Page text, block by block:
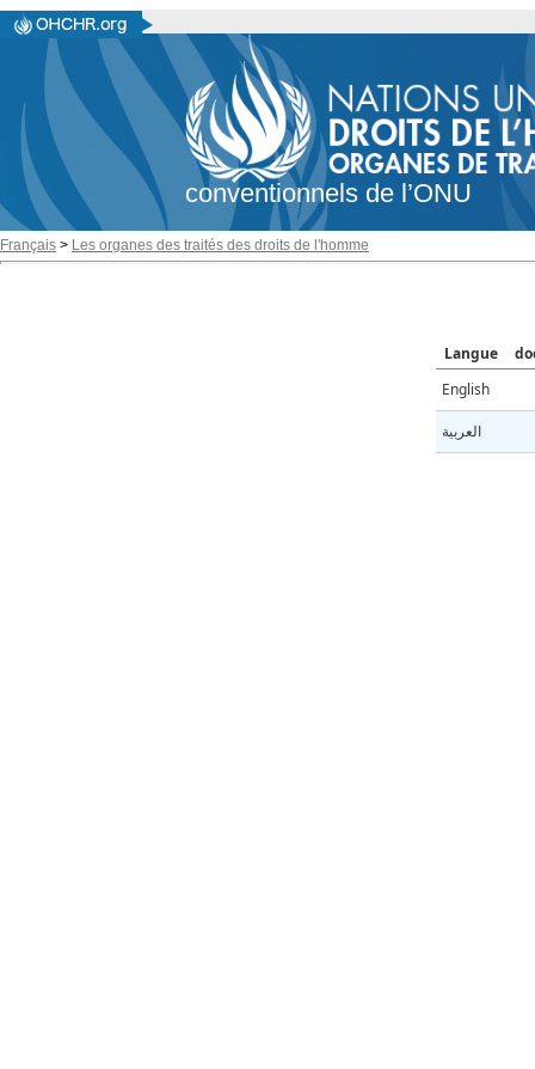
conventionnels de l’ONU
Français > Les organes des traités des droits de l'homme
Langue
English
العربية